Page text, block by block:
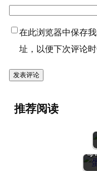
在此浏览器中保存
址，以便下次评论时
推荐阅读
每